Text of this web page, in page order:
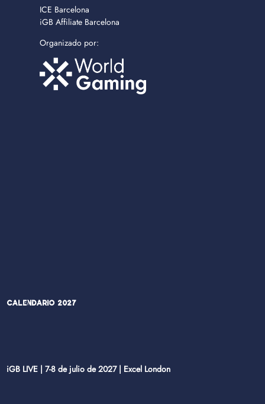
ICE Barcelona
iGB Affiliate Barcelona
Organizado por:
Calendario 2027
iGB LIVE | 7-8 de julio de 2027 | Excel London